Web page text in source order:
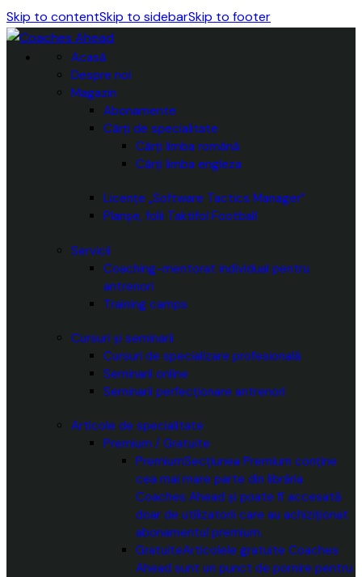
Skip to contentSkip to sidebarSkip to footer
Acasă
Despre noi
Magazin
Abonamente
Cărți de specialitate
Cărți limba română
Cărți limba engleza
Licențe „Software Tactics Manager”
Planșe, folii Taktifol Football
Servicii
Coaching-mentorat individual pentru
antrenori
Training camps
Cursuri și seminarii
Cursuri de specializare profesională
Seminarii online
Seminarii perfecționare antrenori
Articole de specialitate
Premium / Gratuite
PremiumSecțiunea Premium conține
cea mai mare parte din librăria
Coaches Ahead și poate fi accesată
doar de utilizatorii care au achiziționat
abonamentul premium.
GratuiteArticolele gratuite Coaches
Ahead sunt un punct de pornire pentru